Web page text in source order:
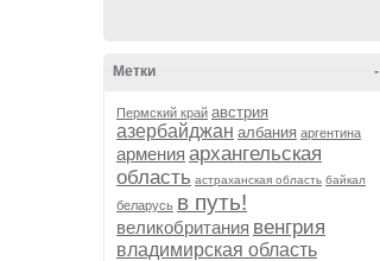
-
Метки
Пермский край австрия
азербайджан албания аргентина
армения архангельская
область астраханская область байкал
беларусь в путь!
великобритания венгрия
владимирская область